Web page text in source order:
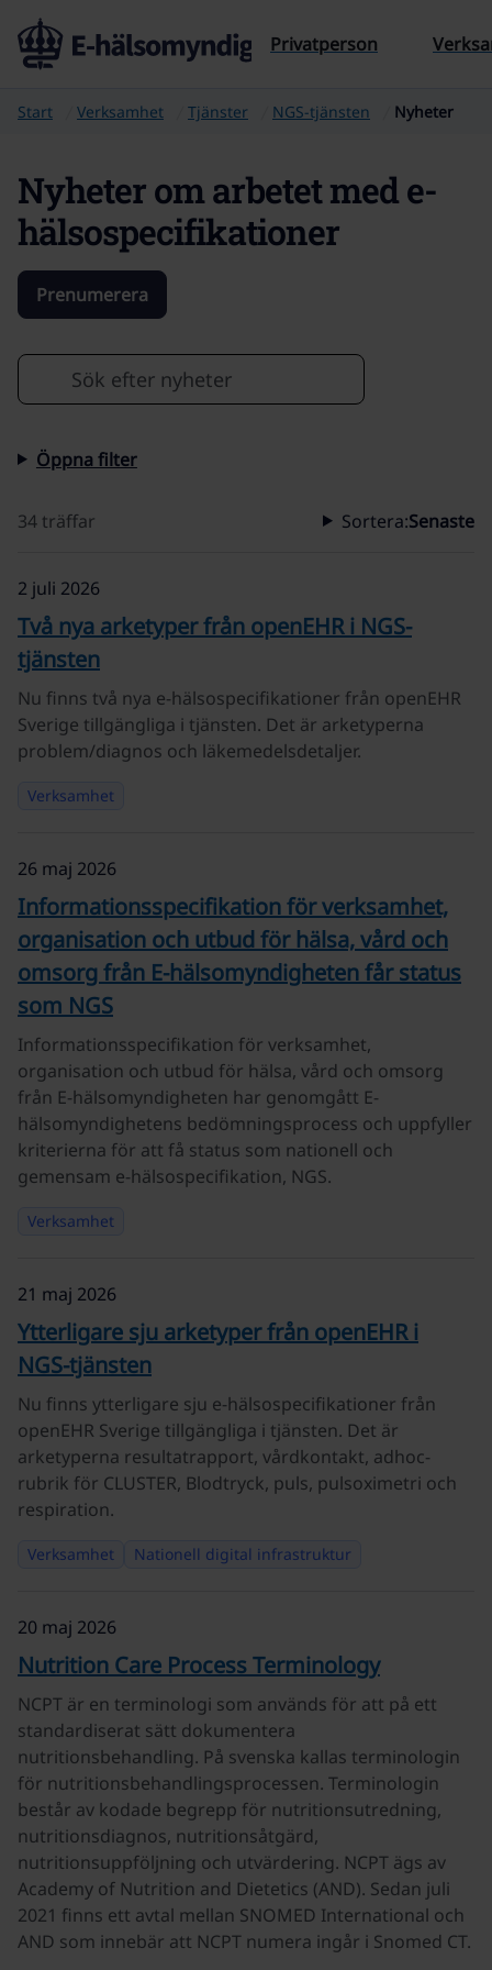
Till sidans innehåll
Privatperson
Start Verksamhet Tjänster NGS-tjänsten Nyheter
Nyheter om arbetet med e-
hälsospecifikationer
Prenumerera
Sök efter
Öppna filter
34 träffar Sortera:Senaste
Två nya arketyper från openEHR i NGS-
tjänsten
2 juli 2026
Nu finns två nya e-hälsospecifikationer från openEHR
Sverige tillgängliga i tjänsten. Det är arketyperna
problem/diagnos och läkemedelsdetaljer.
Verksamhet
Informationsspecifikation för verksamhet,
organisation och utbud för hälsa, vård och
omsorg från E-hälsomyndigheten får status
som NGS
26 maj 2026
Informationsspecifikation för verksamhet,
organisation och utbud för hälsa, vård och omsorg
från E-hälsomyndigheten har genomgått E-
hälsomyndighetens bedömningsprocess och uppfyller
kriterierna för att få status som nationell och
gemensam e-hälsospecifikation, NGS.
Verksamhet
Ytterligare sju arketyper från openEHR i
NGS-tjänsten
21 maj 2026
Nu finns ytterligare sju e-hälsospecifikationer från
openEHR Sverige tillgängliga i tjänsten. Det är
arketyperna resultatrapport, vårdkontakt, adhoc-
rubrik för CLUSTER, Blodtryck, puls, pulsoximetri och
respiration.
Verksamhet Nationell digital infrastruktur
Nutrition Care Process Terminology
20 maj 2026
NCPT är en terminologi som används för att på ett
standardiserat sätt dokumentera
nutritionsbehandling. På svenska kallas terminologin
för nutritionsbehandlingsprocessen. Terminologin
består av kodade begrepp för nutritionsutredning,
nutritionsdiagnos, nutritionsåtgärd,
nutritionsuppföljning och utvärdering. NCPT ägs av
Academy of Nutrition and Dietetics (AND). Sedan juli
2021 finns ett avtal mellan SNOMED International och
AND som innebär att NCPT numera ingår i Snomed CT.